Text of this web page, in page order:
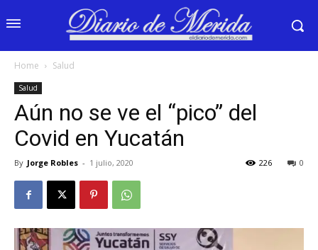
Home Salud
Salud
Aún no se ve el “pico” del
Covid en Yucatán
By Jorge Robles - 1 julio, 2020 0
226